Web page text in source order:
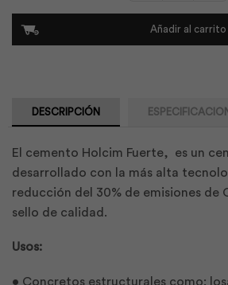
GU
Añadir al carrito
DESCRIPCIÓN
El cemento Holcim Fuerte, es un
desarrollado con la más alta
reducción del 30% de emisiones de
sello de calidad.
Usos:
• Concretos estructurales como: